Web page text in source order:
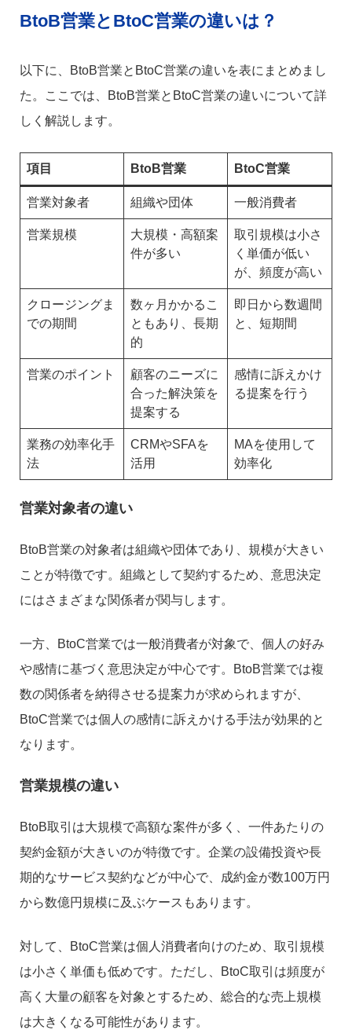
BtoB営業とBtoC営業の違いは？
以下に、BtoB営業とBtoC営業の違いを表にまとめまし
た。ここでは、BtoB営業とBtoC営業の違いについて詳
しく解説します。
項目 BtoB営業 BtoC営業
営業対象者 組織や団体 一般消費者
営業規模
大規模・高額案
件が多い
取引規模は小さ
く単価が低い
が、頻度が高い
クロージングま
での期間
数ヶ月かかるこ
ともあり、長期
的
即日から数週間
と、短期間
営業のポイント
顧客のニーズに
合った解決策を
提案する
感情に訴えかけ
る提案を行う
業務の効率化手
法
CRMやSFAを
活用
MAを使用して
効率化
営業対象者の違い
BtoB営業の対象者は組織や団体であり、規模が大きい
ことが特徴です。組織として契約するため、意思決定
にはさまざまな関係者が関与します。
一方、BtoC営業では一般消費者が対象で、個人の好み
や感情に基づく意思決定が中心です。BtoB営業では複
数の関係者を納得させる提案力が求められますが、
BtoC営業では個人の感情に訴えかける手法が効果的と
なります。
営業規模の違い
BtoB取引は大規模で高額な案件が多く、一件あたりの
契約金額が大きいのが特徴です。企業の設備投資や長
期的なサービス契約などが中心で、成約金が数100万円
から数億円規模に及ぶケースもあります。
対して、BtoC営業は個人消費者向けのため、取引規模
は小さく単価も低めです。ただし、BtoC取引は頻度が
高く大量の顧客を対象とするため、総合的な売上規模
は大きくなる可能性があります。